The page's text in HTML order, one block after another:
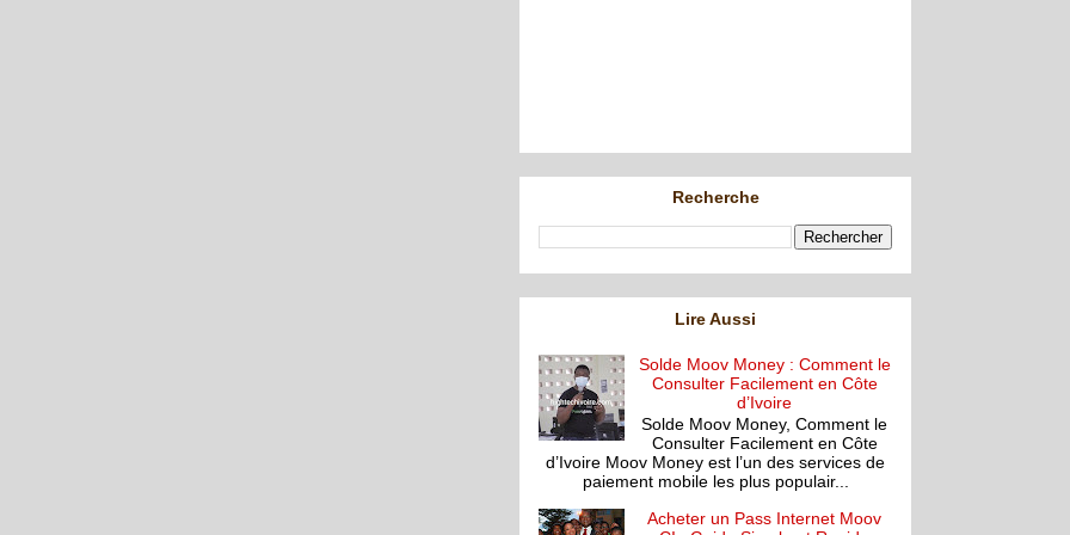
Recherche
Lire Aussi
Solde Moov Money : Comment le
Consulter Facilement en Côte
d’Ivoire
Solde Moov Money, Comment le
Consulter Facilement en Côte
d’Ivoire Moov Money est l’un des services de
paiement mobile les plus populair...
Acheter un Pass Internet Moov